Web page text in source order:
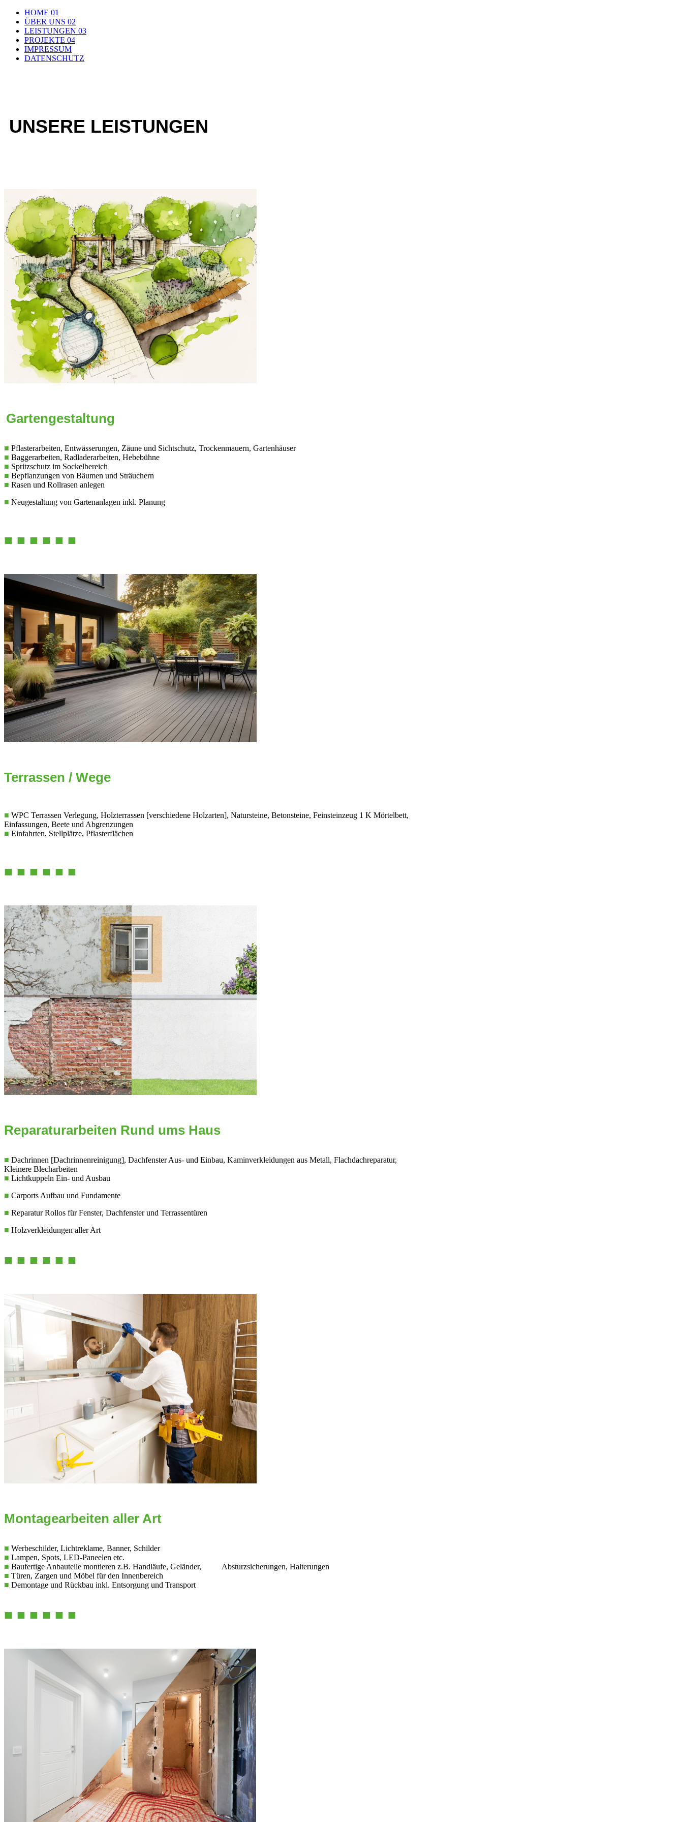
HOME 01
ÜBER UNS 02
LEISTUNGEN 03
PROJEKTE 04
IMPRESSUM
DATENSCHUTZ
UNSERE LEISTUNGEN
Gartengestaltung
■ Pflasterarbeiten, Entwässerungen, Zäune und Sichtschutz, Trockenmauern, Gartenhäuser
■ Baggerarbeiten, Radladerarbeiten, Hebebühne
■ Spritzschutz im Sockelbereich
■ Bepflanzungen von Bäumen und Sträuchern
■ Rasen und Rollrasen anlegen
■ Neugestaltung von Gartenanlagen inkl. Planung
■ ■ ■ ■ ■ ■
Terrassen / Wege
■ WPC Terrassen Verlegung, Holzterrassen [verschiedene Holzarten], Natursteine, Betonsteine, Feinsteinzeug 1 K Mörtelbett,
Einfassungen, Beete und Abgrenzungen
■ Einfahrten, Stellplätze, Pflasterflächen
■ ■ ■ ■ ■ ■
Reparaturarbeiten Rund ums Haus
■ Dachrinnen [Dachrinnenreinigung], Dachfenster Aus- und Einbau, Kaminverkleidungen aus Metall, Flachdachreparatur,
Kleinere Blecharbeiten
■ Lichtkuppeln Ein- und Ausbau
■ Carports Aufbau und Fundamente
■ Reparatur Rollos für Fenster, Dachfenster und Terrassentüren
■ Holzverkleidungen aller Art
■ ■ ■ ■ ■ ■
Montagearbeiten aller Art
■ Werbeschilder, Lichtreklame, Banner, Schilder
■ Lampen, Spots, LED-Paneelen etc.
■ Baufertige Anbauteile montieren z.B. Handläufe, Geländer, Absturzsicherungen, Halterungen
■ Türen, Zargen und Möbel für den Innenbereich
■ Demontage und Rückbau inkl. Entsorgung und Transport
■ ■ ■ ■ ■ ■